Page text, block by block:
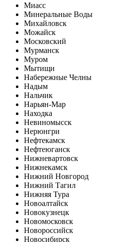
Миасс
Минеральные Воды
Михайловск
Можайск
Московский
Мурманск
Муром
Мытищи
Набережные Челны
Надым
Нальчик
Нарьян-Мар
Находка
Невиномысск
Нерюнгри
Нефтекамск
Нефтеюганск
Нижневартовск
Нижнекамск
Нижний Новгород
Нижний Тагил
Нижняя Тура
Новоалтайск
Новокузнецк
Новомосковск
Новороссийск
Новосибирск